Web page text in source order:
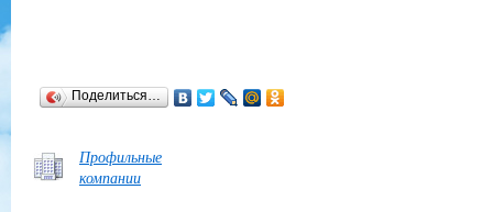
Поделиться…
Профильные
компании